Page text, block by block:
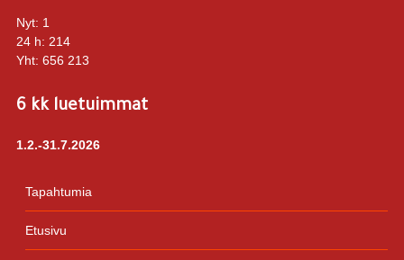
Nyt: 1
24 h: 214
Yht: 656 213
6 kk luetuimmat
1.2.-31.7.2026
Tapahtumia
Etusivu